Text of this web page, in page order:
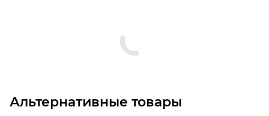
Альтернативные товары